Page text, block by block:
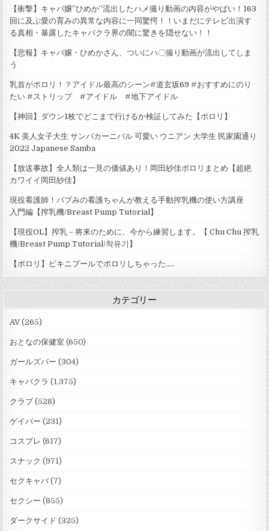
【衝撃】キャバ嬢”ひめか”流出したハメ撮り動画の内容がやばい！163
回に及ぶ愛の育みの異常な内容に一同驚愕！！いまだにテレビ出演す
る真相・暴露したキャバクラ界の闇に驚きを隠せない！！
【悲報】キャバ嬢・ひめかさん、ついにハ〇撮り動画が流出してしま
う
乳首がポロリ！？アイドル最高のシーン#道玄坂69 #おすすめにのり
たい #ストリップ #アイドル #地下アイドル
【神回】ダウン1枚でどこまで行けるか検証してみた【ポロリ】
4K 美人女子大生 サンバカーニバル 可愛い ウニアン 大学生 民家園通り
2022 Japanese Samba
【放送事故】全人類は一見の価値あり！岡田紗佳ポロリまとめ【超絶
カワイイ岡田紗佳】
現役看護師！バブみの看護ちゃんが教える手動搾乳機の使い方講座
入門編【搾乳機/Breast Pump Tutorial】
【現役OL】搾乳－将来のために、今から練習します。【 Chu Chu 搾乳
機/Breast Pump Tutorial/착유기】
【ポロリ】ビキニプールでポロリしちゃった.....
カテゴリー
AV(265)
おとなの保健室 (650)
ガールズバー (304)
キャバクラ (1,375)
クラブ (528)
ゲイバー (231)
コスプレ (617)
スナック (971)
セクキャバ (7)
セクシー (855)
ダークサイド (325)